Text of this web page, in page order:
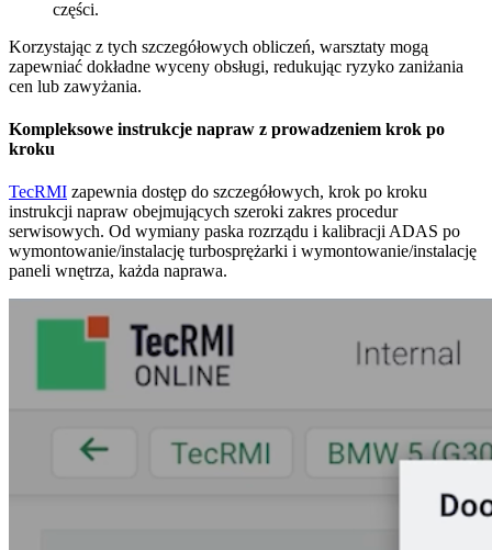
części.
Korzystając z tych szczegółowych obliczeń, warsztaty mogą
zapewniać dokładne wyceny obsługi, redukując ryzyko zaniżania
cen lub zawyżania.
Kompleksowe instrukcje napraw z prowadzeniem krok po
kroku
TecRMI zapewnia dostęp do szczegółowych, krok po kroku
instrukcji napraw obejmujących szeroki zakres procedur
serwisowych. Od wymiany paska rozrządu i kalibracji ADAS po
wymontowanie/instalację turbosprężarki i wymontowanie/instalację
paneli wnętrza, każda naprawa.